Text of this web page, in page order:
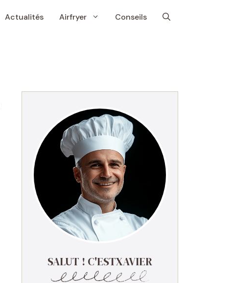
Actualités Airfryer Conseils
SALUT ! C'ESTXAVIER